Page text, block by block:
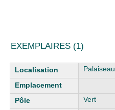
EXEMPLAIRES (1)
Liste des exemplaires Palaiseau
Vert